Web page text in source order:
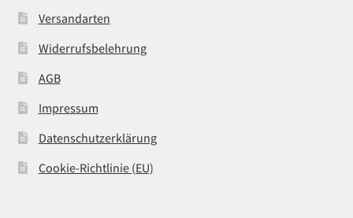
Versandarten
Widerrufsbelehrung
AGB
Impressum
Datenschutzerklärung
Cookie-Richtlinie (EU)